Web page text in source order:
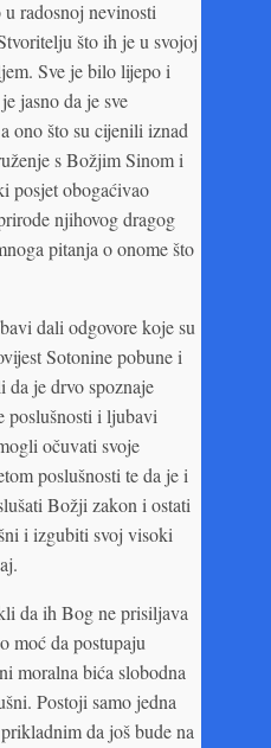
radosnoj nevinosti
što ih je u svojoj
Sve je bilo lijepo i
jasno da je sve
ono što su cijenili iznad
s Božjim Sinom i
posjet obogaćivao
njihovog dragog
pitanja o onome što
dali odgovore koje su
Sotonine pobune i
da je drvo spoznaje
poslušnosti i ljubavi
očuvati svoje
poslušnosti te da je i
Božji zakon i ostati
i izgubiti svoj visoki
da ih Bog ne prisiljava
moć da postupaju
moralna bića slobodna
Postoji samo jedna
da još bude na